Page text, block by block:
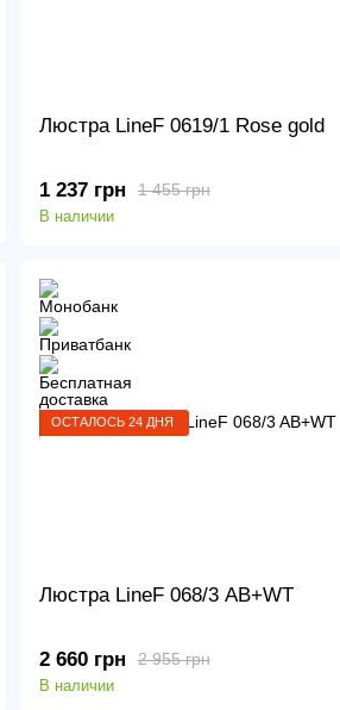
Люстра LineF 0619/1 Rose gold
1 455 грн
1 237 грн
В наличии
ОСТАЛОСЬ 24 ДНЯ
Люстра LineF 068/3 AB+WT
2 955 грн
2 660 грн
В наличии